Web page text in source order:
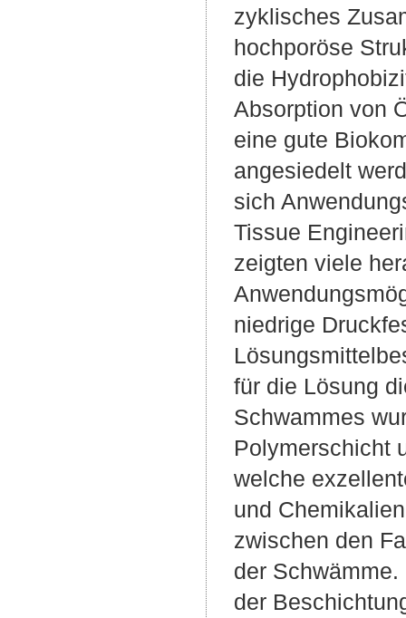
zyklisches
hochporöse
die
Absorption von
eine gute
angesiedelt
sich
Tissue
zeigten viele
niedrige
für die Lösung
Schwammes
Polymerschicht
welche
und
zwischen den
der
der